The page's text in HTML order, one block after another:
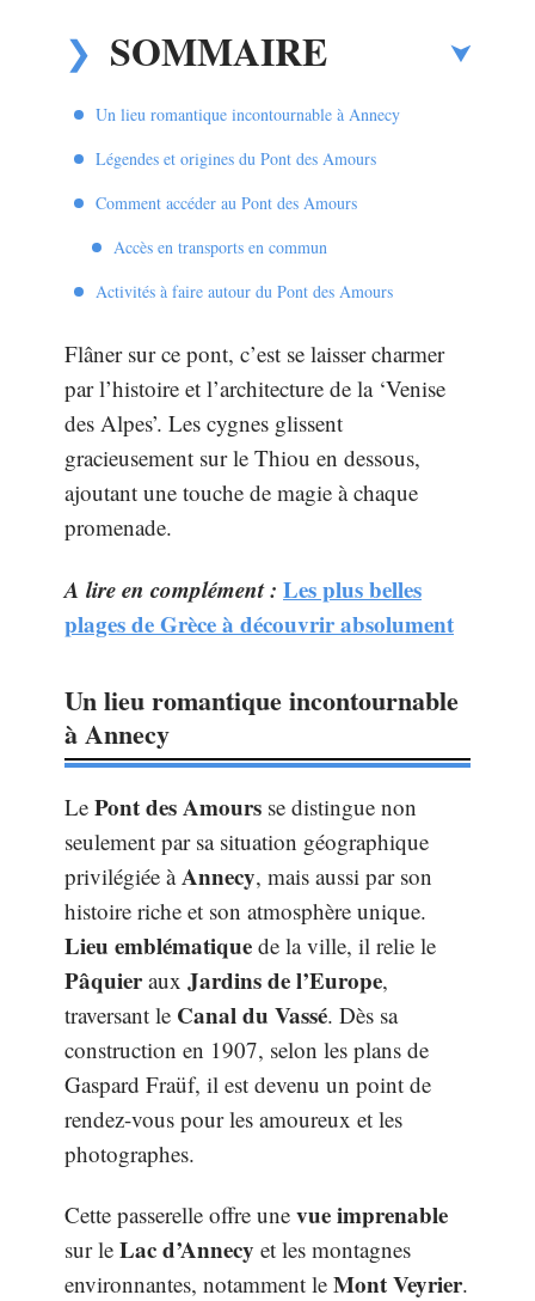
SOMMAIRE
Un lieu romantique incontournable à Annecy
Légendes et origines du Pont des Amours
Comment accéder au Pont des Amours
Accès en transports en commun
Activités à faire autour du Pont des Amours
Flâner sur ce pont, c’est se laisser charmer
par l’histoire et l’architecture de la ‘Venise
des Alpes’. Les cygnes glissent
gracieusement sur le Thiou en dessous,
ajoutant une touche de magie à chaque
promenade.
A lire en complément : Les plus belles
plages de Grèce à découvrir absolument
Un lieu romantique incontournable
à Annecy
Le Pont des Amours se distingue non
seulement par sa situation géographique
privilégiée àAnnecy, mais aussi par son
histoire riche et son atmosphère unique.
Lieu emblématique de la ville, il relie le
Pâquieraux Jardins de l’Europe,
traversant le Canal du Vassé. Dès sa
construction en 1907, selon les plans de
Gaspard Fraüf, il est devenu un point de
rendez-vous pour les amoureux et les
photographes.
Cette passerelle offre une vue imprenable
sur le Lac d’Annecy et les montagnes
environnantes, notamment le Mont Veyrier.